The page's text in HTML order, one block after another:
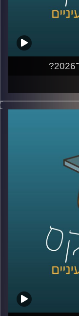
פחות או יותר
ובין כל
הגדולה.
מאז השבעה
של המזרח
במכון למדיניות
מנכ”ל בפועל של
המחקר
לנשק גרעיני,
עדיין שולט בעזה,